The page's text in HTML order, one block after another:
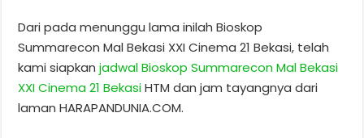
Dari pada menunggu lama inilah Bioskop
Summarecon Mal Bekasi XXI Cinema 21 Bekasi, telah
kami siapkanjadwal Bioskop Summarecon Mal Bekasi
XXI Cinema 21 BekasiHTM dan jam tayangnya dari
laman HARAPANDUNIA.COM.